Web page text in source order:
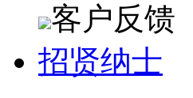
客户反馈
招贤纳士